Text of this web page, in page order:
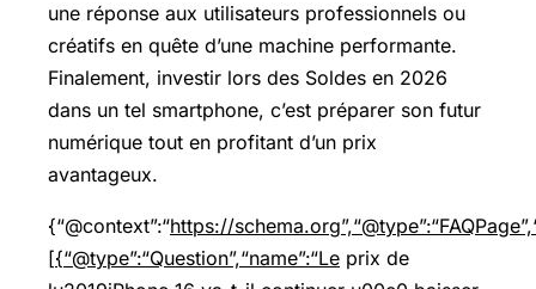
une réponse aux utilisateurs professionnels ou
créatifs en quête d’une machine performante.
Finalement, investir lors des Soldes en 2026
dans un tel smartphone, c’est préparer son futur
numérique tout en profitant d’un prix
avantageux.
{“@context”:“https://
[{“@type”:“Question”,“name”:“Le prix de